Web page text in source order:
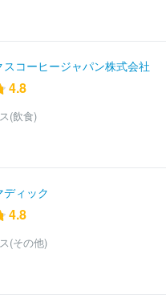
スコーヒージャパン株式会社
4.8
(飲食)
ィック
4.8
(その他)